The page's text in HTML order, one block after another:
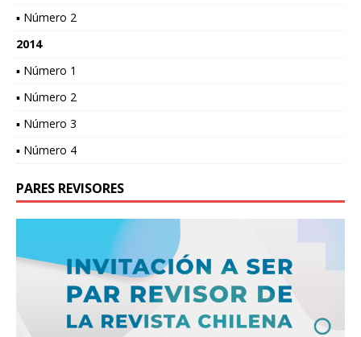
▪ Número 2
2014
▪ Número 1
▪ Número 2
▪ Número 3
▪ Número 4
PARES REVISORES